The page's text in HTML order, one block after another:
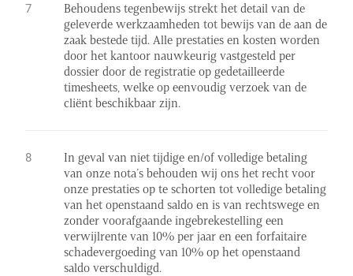
Behoudens tegenbewijs strekt het detail van de
geleverde werkzaamheden tot bewijs van de aan de
zaak bestede tijd. Alle prestaties en kosten worden
door het kantoor nauwkeurig vastgesteld per
dossier door de registratie op gedetailleerde
timesheets, welke op eenvoudig verzoek van de
cliënt beschikbaar zijn.
In geval van niet tijdige en/of volledige betaling
van onze nota’s behouden wij ons het recht voor
onze prestaties op te schorten tot volledige betaling
van het openstaand saldo en is van rechtswege en
zonder voorafgaande ingebrekestelling een
verwijlrente van 10% per jaar en een forfaitaire
schadevergoeding van 10% op het openstaand
saldo verschuldigd.